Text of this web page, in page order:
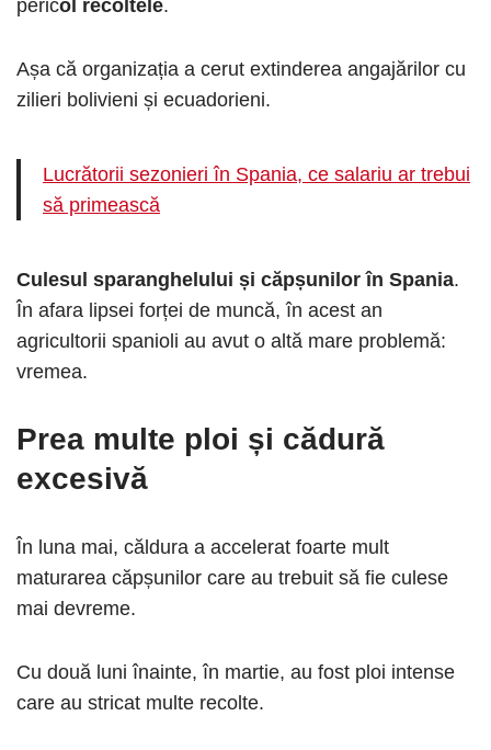
pericol recoltele.
Așa că organizația a cerut extinderea angajărilor cu
zilieri bolivieni și ecuadorieni.
Lucrătorii sezonieri în Spania, ce salariu ar trebui
să primească
Culesul sparanghelului și căpșunilor în Spania.
În afara lipsei forței de muncă, în acest an
agricultorii spanioli au avut o altă mare problemă:
vremea.
Prea multe ploi și cădură
excesivă
În luna mai, căldura a accelerat foarte mult
maturarea căpșunilor care au trebuit să fie culese
mai devreme.
Cu două luni înainte, în martie, au fost ploi intense
care au stricat multe recolte.